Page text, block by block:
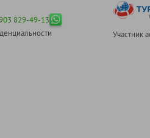
829-49-13
Участник